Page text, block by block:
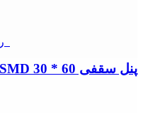
پنل سقفی SMD 30 * 60 روکار آویز